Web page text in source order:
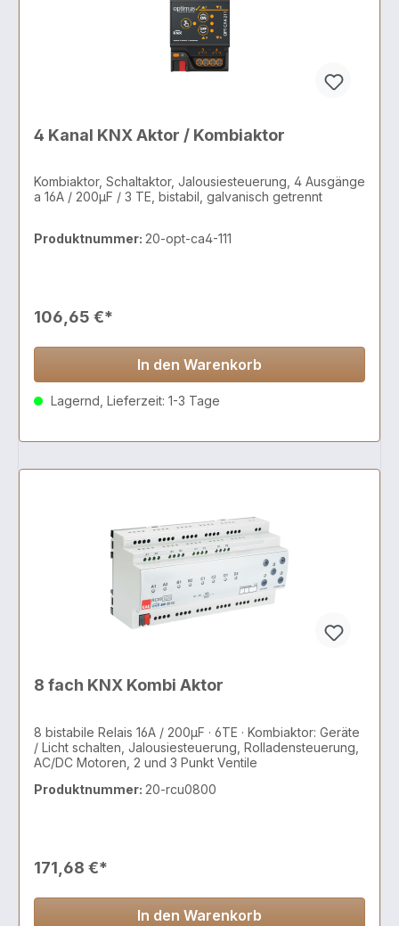
4 Kanal KNX Aktor / Kombiaktor
Kombiaktor, Schaltaktor, Jalousiesteuerung, 4 Ausgänge
a 16A / 200µF / 3 TE, bistabil, galvanisch getrennt
Produktnummer: 20-opt-ca4-111
106,65 €*
In den Warenkorb
Lagernd, Lieferzeit: 1-3 Tage
8 fach KNX Kombi Aktor
8 bistabile Relais 16A / 200µF · 6TE · Kombiaktor: Geräte
/ Licht schalten, Jalousiesteuerung, Rolladensteuerung,
AC/DC Motoren, 2 und 3 Punkt Ventile
Produktnummer: 20-rcu0800
171,68 €*
In den Warenkorb